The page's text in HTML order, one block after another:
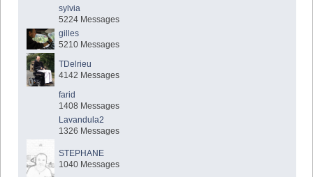
sylvia
5224 Messages
gilles
5210 Messages
TDelrieu
4142 Messages
farid
1408 Messages
Lavandula2
1326 Messages
STEPHANE
1040 Messages